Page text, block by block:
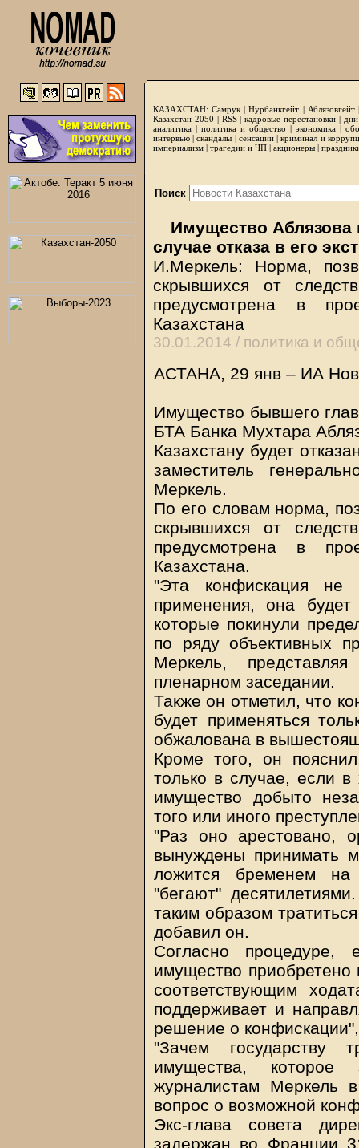
КАЗАХСТАН: Самрук |Нурбанкгейт | Аблязовгейт
Казахстан-2050 | RSS|кадровые перестановки|
аналитика | политика и общество | экономика |
интервью |скандалы | сенсации|криминал и
империализм | трагедии и ЧП | акционеры |
Поиск
Имущество
случае отказа в его
И.Меркель: Норма,
скрывшихся от
предусмотрена в
Казахстана
30.01.2014 / политика и
АСТАНА, 29 янв – ИА
Имущество бывшего
БТА Банка Мухтара
Казахстану будет
заместитель
Меркель.
По его словам норма,
скрывшихся от
предусмотрена в
Казахстана.
"Эта конфискация не
применения, она
которые покинули
по ряду объективных
Меркель,
пленарном заседании.
Также он отметил, что
будет применяться
обжалована в
Кроме того, он
только в случае, если в
имущество добыто
того или иного
"Раз оно арестовано,
вынуждены принимать
ложится бременем на
"бегают"
таким образом
добавил он.
Согласно процедуре,
имущество
соответствующим
поддерживает и
решение о
"Зачем государству
имущества, которое
журналистам Меркель
вопрос о возможной
Экс-глава совета
задержан во Франции